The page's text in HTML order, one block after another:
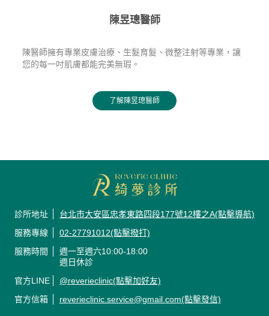
陳昱璁醫師
陳醫師擁有專業皮膚治療、生髮育髮、微整注射等專業，讓
您的每一吋肌膚都能完美無瑕。
了解陳昱璁醫師
診所地址
台北市大安區忠孝東路四段177號12樓之A(點擊導航)
服務專線
02-27791012(點擊撥打)
服務時間
週一至週六10:00-18:00
週日休診
官方LINE
@reverieclinic(點擊加好友)
官方信箱
reverieclinic.service@gmail.com(點擊發信)